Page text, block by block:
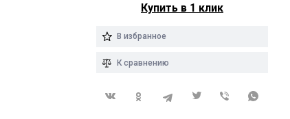
Купить в 1 клик
В избранное
К сравнению